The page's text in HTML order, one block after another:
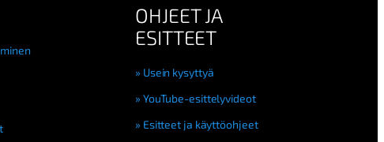
OHJEET JA
ESITTEET
Usein kysyttyä
YouTube-esittelyvideot
Esitteet ja käyttöohjeet